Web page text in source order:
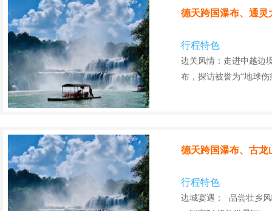
德天跨国瀑布、通灵
行程特色
边关风情：走进中越边
布，探访被誉为“地球伤
德天跨国瀑布、古龙
行程特色
边城宴遇： ·品尝壮乡